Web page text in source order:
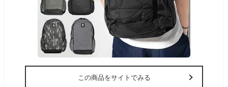
この商品をサイトでみる